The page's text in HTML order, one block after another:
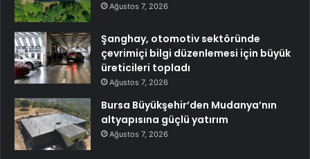
Ağustos 7, 2026
Şanghay, otomotiv sektöründe
çevrimiçi bilgi düzenlemesi için büyük
üreticileri topladı
Ağustos 7, 2026
Bursa Büyükşehir’den Mudanya’nın
altyapısına güçlü yatırım
Ağustos 7, 2026